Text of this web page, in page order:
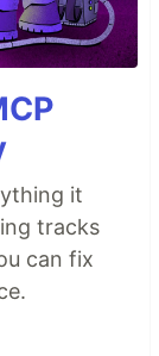
it
tracks
can fix